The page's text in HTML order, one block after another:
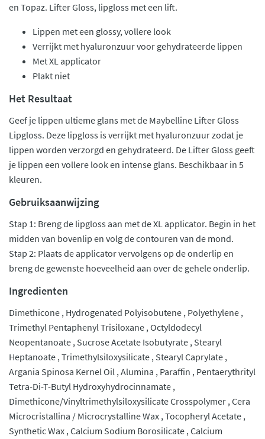
en Topaz. Lifter Gloss, lipgloss met een lift.
Lippen met een glossy, vollere look
Verrijkt met hyaluronzuur voor gehydrateerde lippen
Met XL applicator
Plakt niet
Het Resultaat
Geef je lippen ultieme glans met de Maybelline Lifter Gloss
Lipgloss. Deze lipgloss is verrijkt met hyaluronzuur zodat je
lippen worden verzorgd en gehydrateerd. De Lifter Gloss geeft
je lippen een vollere look en intense glans. Beschikbaar in 5
kleuren.
Gebruiksaanwijzing
Stap 1: Breng de lipgloss aan met de XL applicator. Begin in het
midden van bovenlip en volg de contouren van de mond.
Stap 2: Plaats de applicator vervolgens op de onderlip en
breng de gewenste hoeveelheid aan over de gehele onderlip.
Ingredienten
Dimethicone , Hydrogenated Polyisobutene , Polyethylene ,
Trimethyl Pentaphenyl Trisiloxane , Octyldodecyl
Neopentanoate , Sucrose Acetate Isobutyrate , Stearyl
Heptanoate , Trimethylsiloxysilicate , Stearyl Caprylate ,
Argania Spinosa Kernel Oil , Alumina , Paraffin , Pentaerythrityl
Tetra-Di-T-Butyl Hydroxyhydrocinnamate ,
Dimethicone/Vinyltrimethylsiloxysilicate Crosspolymer , Cera
Microcristallina / Microcrystalline Wax , Tocopheryl Acetate ,
Synthetic Wax , Calcium Sodium Borosilicate , Calcium